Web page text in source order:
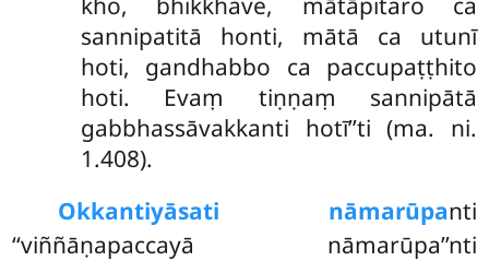
sannipatitā honti, mātā ca utunī
hoti, gandhabbo ca paccupaṭṭhito
hoti. Evaṃ tiṇṇaṃ sannipātā
gabbhassāvakkanti hotī’’ti (ma. ni.
1.408).
Okkantiyāsati nāmarūpanti
‘‘viññāṇapaccayā nāmarūpa’’nti